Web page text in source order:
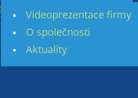
Videoprezentace firmy
O společnosti
Aktuality